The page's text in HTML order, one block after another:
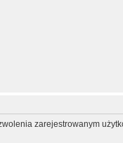
zarejestrowanym